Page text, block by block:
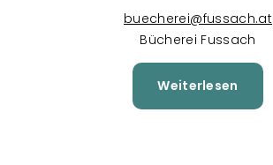
buecherei@fussach.at
Bücherei Fussach
Weiterlesen
Ingrid